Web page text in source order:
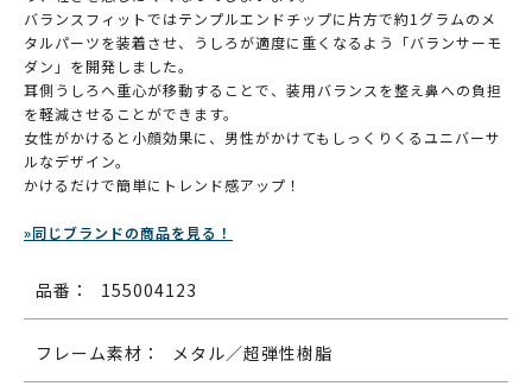
バランスフィットではテンプルエンドチップに片方で約1グラムのメ
タルパーツを装着させ、うしろが適度に重くなるよう「バランサーモ
ダン」を開発しました。
耳側うしろへ重心が移動することで、装用バランスを整え鼻への負担
を軽減させることができます。
女性がかけると小顔効果に、男性がかけてもしっくりくるユニバーサ
ルなデザイン。
かけるだけで簡単にトレンド感アップ！
»同じブランドの商品を見る！
品番： 155004123
フレーム素材： メタル／超弾性樹脂